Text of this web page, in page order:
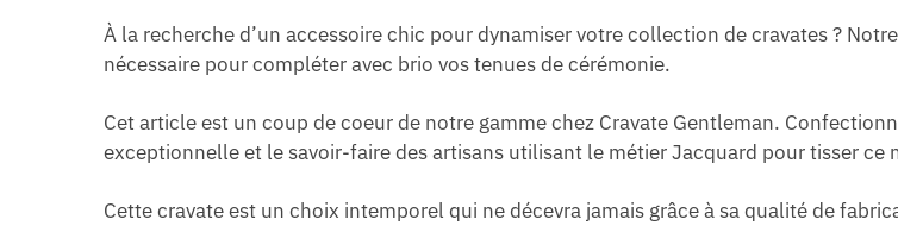
À la recherche d’un accessoire chic pour dynamiser votre collection de cravates ?
nécessaire pour compléter avec brio vos tenues de cérémonie.
Cet article est un coup de coeur de notre gamme chez Cravate Gentleman.
exceptionnelle et le savoir-faire des artisans utilisant le métier Jacquard pour tisser ce
Cette cravate est un choix intemporel qui ne décevra jamais grâce à sa qualité de